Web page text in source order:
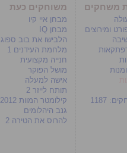
משחקים
ומירוצים
1187
משוחקים כעת
מבחן איי קיו
מבחן IQ
הלבישו את בוב ספוג
מלחמת העידנים 1
חנייה מקצועית
מושל הפוקר
אישה למעלה
תותח לייזר 2
קילומטר המוות 2012
גנב היהלומים
להרוס את הטירה 2